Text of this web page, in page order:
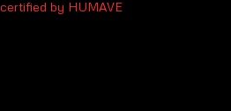
by HUMAVE